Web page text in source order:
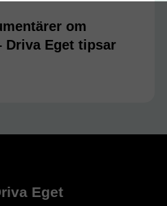
om
Driva Eget tipsar
Eget